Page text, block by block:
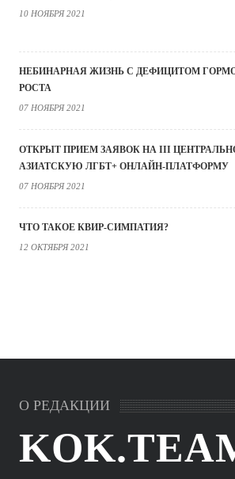
10 НОЯБРЯ 2021
НЕБИНАРНАЯ ЖИЗНЬ С ДЕФИЦИТОМ
РОСТА
07 НОЯБРЯ 2021
ОТКРЫТ ПРИЕМ ЗАЯВОК НА III
АЗИАТСКУЮ ЛГБТ+ ОНЛАЙН-ПЛАТФОРМУ
07 НОЯБРЯ 2021
ЧТО ТАКОЕ КВИР-СИМПАТИЯ?
12 ОКТЯБРЯ 2021
О РЕДАКЦИИ